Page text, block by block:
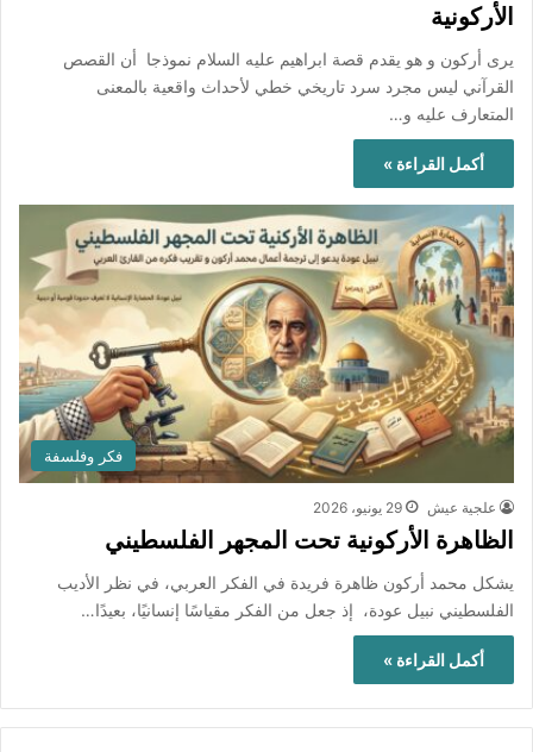
الأركونية
يرى أركون و هو يقدم قصة ابراهيم عليه السلام نموذجا أن القصص
القرآني ليس مجرد سرد تاريخي خطي لأحداث واقعية بالمعنى
المتعارف عليه و…
أكمل القراءة »
فكر وفلسفة
علجية عيش 29 يونيو، 2026
الظاهرة الأركونية تحت المجهر الفلسطيني
يشكل محمد أركون ظاهرة فريدة في الفكر العربي، في نظر الأديب
الفلسطيني نبيل عودة، إذ جعل من الفكر مقياسًا إنسانيًا، بعيدًا…
أكمل القراءة »